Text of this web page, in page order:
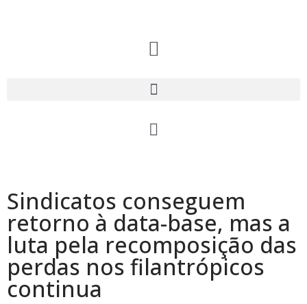
Sindicatos conseguem
retorno à data-base, mas a
luta pela recomposição das
perdas nos filantrópicos
continua